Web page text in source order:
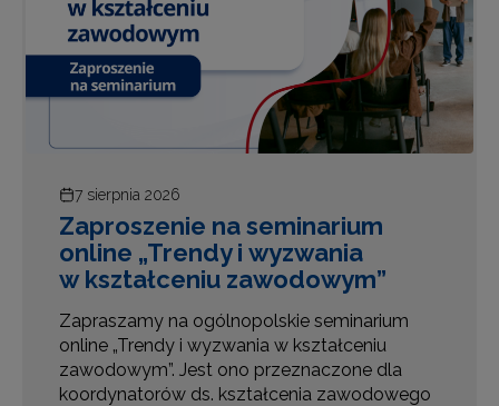
7 sierpnia 2026
Zaproszenie na seminarium
online „Trendy i wyzwania
w kształceniu zawodowym”
Zapraszamy na ogólnopolskie seminarium
online „Trendy i wyzwania w kształceniu
zawodowym”. Jest ono przeznaczone dla
koordynatorów ds. kształcenia zawodowego